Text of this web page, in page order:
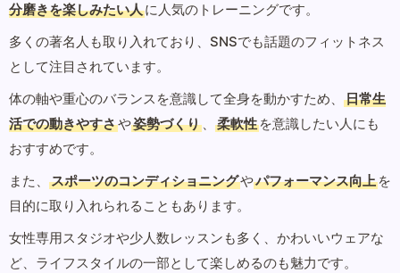
分磨きを楽しみたい人に人気のトレーニングです。
多くの著名人も取り入れており、SNSでも話題のフィットネス
として注目されています。
体の軸や重心のバランスを意識して全身を動かすため、
日常生
活での動きやすさや姿勢づくり 、 柔軟性 を意識したい人にも
おすすめです。
また、
スポーツのコンディショニングやパフォーマンス向上 を
目的に取り入れられることもあります。
女性専用スタジオや少人数レッスンも多く、かわいいウェアな
ど、ライフスタイルの一部として楽しめるのも魅力です。